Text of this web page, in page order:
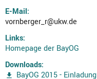
E-Mail:
vornberger_r@ukw.de
Links:
Homepage der BayOG
Downloads:
BayOG 2015 - Einladung